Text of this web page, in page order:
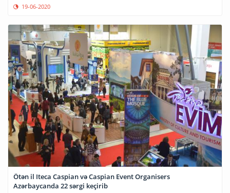
19-06-2020
Ötən il Iteca Caspian və Сaspian Event Organisers
Azərbaycanda 22 sərgi keçirib